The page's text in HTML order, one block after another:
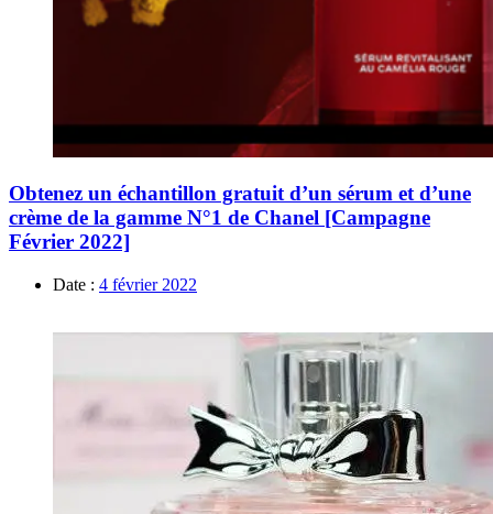
Obtenez un échantillon gratuit d’un sérum et d’une
crème de la gamme N°1 de Chanel [Campagne
Février 2022]
Date : 4 février 2022